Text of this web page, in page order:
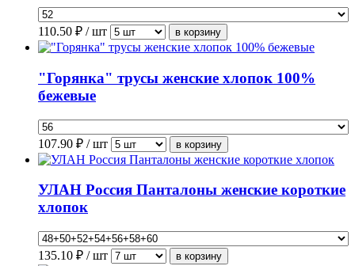
110.50 ₽ / шт
"Горянка" трусы женские хлопок 100%
бежевые
107.90 ₽ / шт
УЛАН Россия Панталоны женские короткие
хлопок
135.10 ₽ / шт